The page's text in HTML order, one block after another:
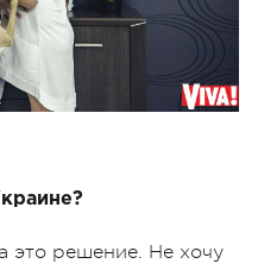
это решение. Не хочу